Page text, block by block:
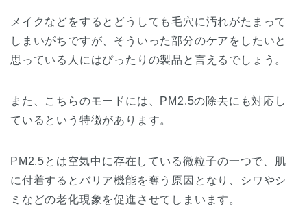
メイクなどをするとどうしても毛穴に汚れがたまって
しまいがちですが、そういった部分のケアをしたいと
思っている人にはぴったりの製品と言えるでしょう。
また、こちらのモードには、PM2.5の除去にも対応し
ているという特徴があります。
PM2.5とは空気中に存在している微粒子の一つで、肌
に付着するとバリア機能を奪う原因となり、シワやシ
ミなどの老化現象を促進させてしまいます。